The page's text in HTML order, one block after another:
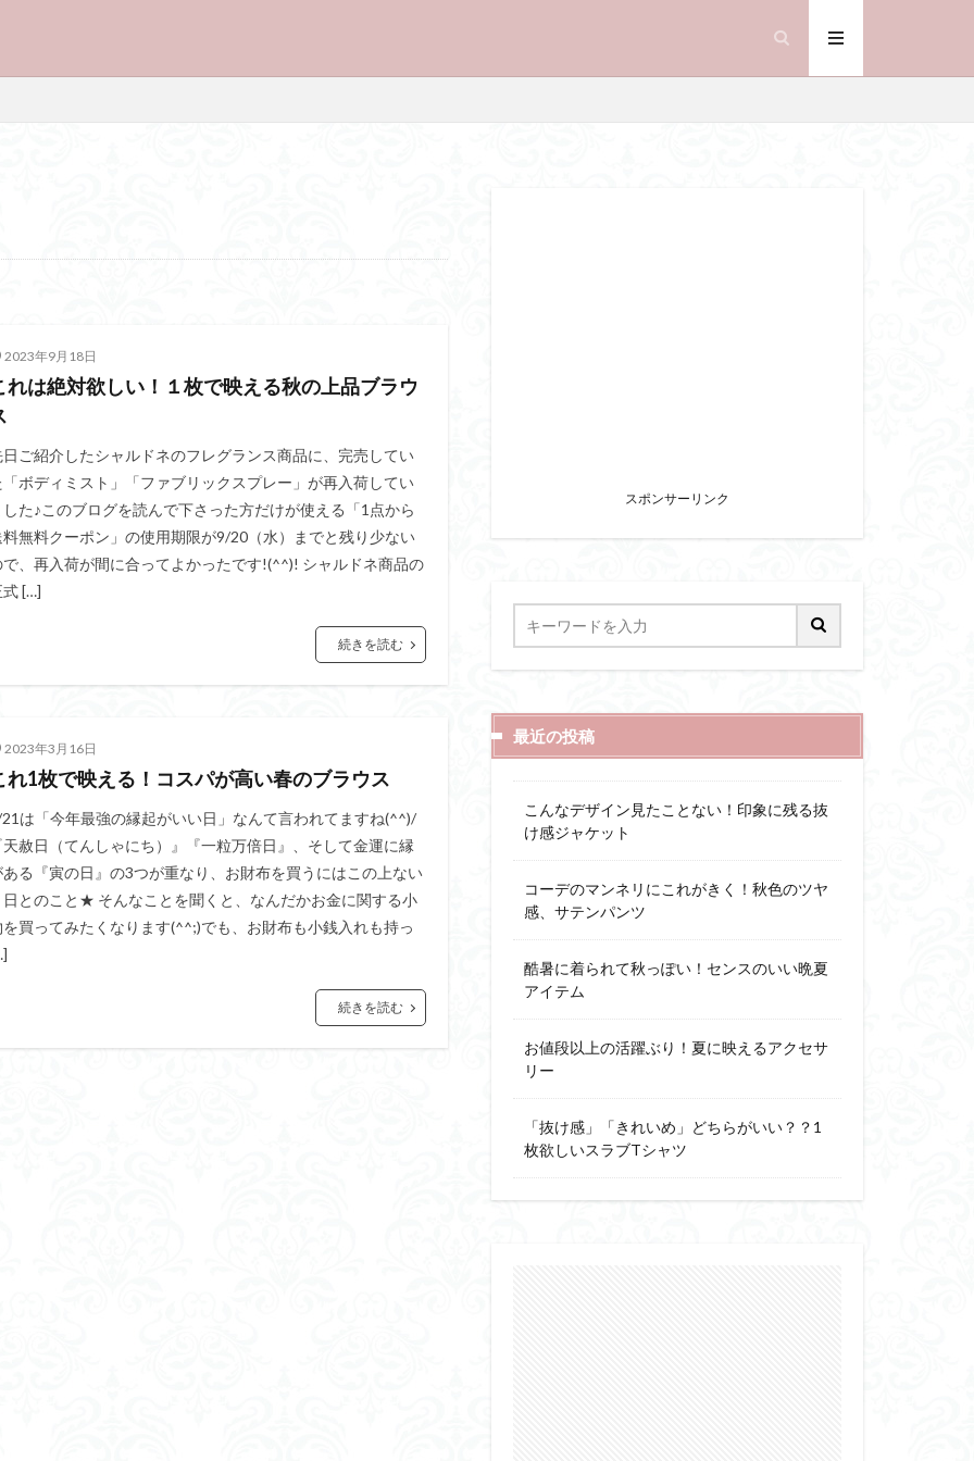
2023年9月18日
れは絶対欲しい！１枚で映える秋の上品ブラウ
日ご紹介したシャルドネのフレグランス商品に、完売してい
「ボディミスト」「ファブリックスプレー」が再入荷してい
した♪このブログを読んで下さった方だけが使える「1点から
料無料クーポン」の使用期限が9/20（水）までと残り少ない
で、再入荷が間に合ってよかったです!(^^)! シャルドネ商品の
式 […]
続きを読む
2023年3月16日
れ1枚で映える！コスパが高い春のブラウス
は「今年最強の縁起がいい日」なんて言われてますね(^^)/
天赦日（てんしゃにち）』『一粒万倍日』、そして金運に縁
ある『寅の日』の3つが重なり、お財布を買うにはこの上ない
日とのこと★ そんなことを聞くと、なんだかお金に関する小
を買ってみたくなります(^^;)でも、お財布も小銭入れも持っ
続きを読む
スポンサーリンク
最近の投稿
こんなデザイン見たことない！印象に残る抜
け感ジャケット
コーデのマンネリにこれがきく！秋色のツヤ
感、サテンパンツ
酷暑に着られて秋っぽい！センスのいい晩夏
アイテム
お値段以上の活躍ぶり！夏に映えるアクセサ
リー
「抜け感」「きれいめ」どちらがいい？？1
枚欲しいスラブTシャツ